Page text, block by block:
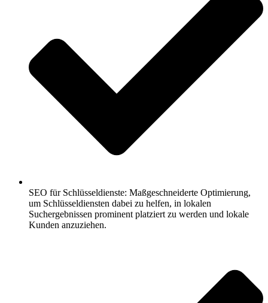
SEO für Schlüsseldienste: Maßgeschneiderte Optimierung,
um Schlüsseldiensten dabei zu helfen, in lokalen
Suchergebnissen prominent platziert zu werden und lokale
Kunden anzuziehen.